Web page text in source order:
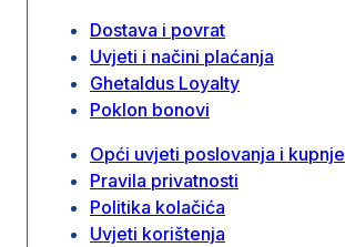
Dostava i povrat
Uvjeti i načini plaćanja
Ghetaldus Loyalty
Poklon bonovi
Opći uvjeti poslovanja i kupnje
Pravila privatnosti
Politika kolačića
Uvjeti korištenja